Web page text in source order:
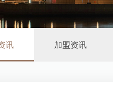
讯 加盟资讯